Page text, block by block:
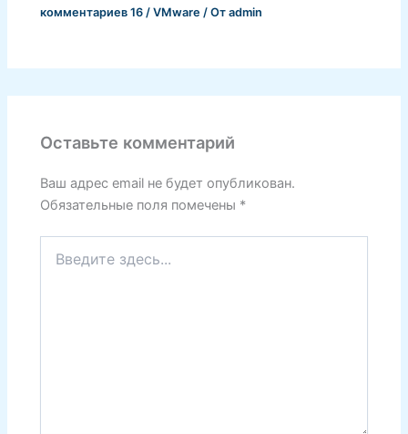
комментариев 16 /VMware / Отadmin
Оставьте комментарий
Ваш адрес email не будет опубликован.
Обязательные поля помечены *
здесь...